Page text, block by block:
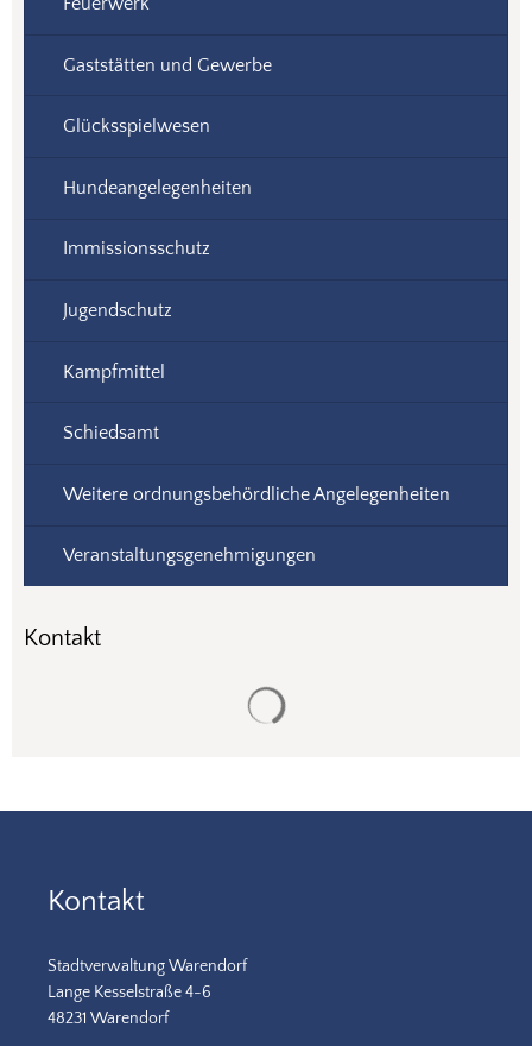
Gaststätten und Gewerbe
Glücksspielwesen
Hundeangelegenheiten
Immissionsschutz
Jugendschutz
Kampfmittel
Schiedsamt
Weitere ordnungsbehördliche Angelegenheiten
Veranstaltungsgenehmigungen
Kontakt
Kontakt
Stadtverwaltung Warendorf
Lange Kesselstraße 4-6
48231 Warendorf